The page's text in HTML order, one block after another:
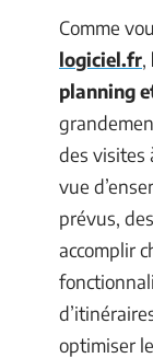
Comme
logiciel.fr,
planning
des visites
vue
prévus,
accomplir
optimiser